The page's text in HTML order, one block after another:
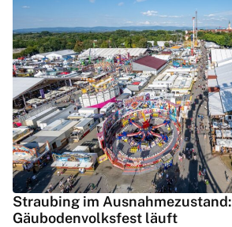
Straubing im Ausnahmezustand:
Gäubodenvolksfest läuft